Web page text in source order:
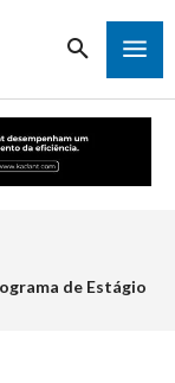
de Estágio